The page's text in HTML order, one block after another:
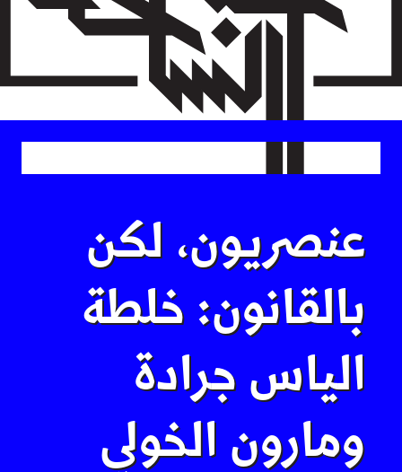
main
عنصريون، لكن
بالقانون: خلطة
الياس جرادة
ومارون الخولي